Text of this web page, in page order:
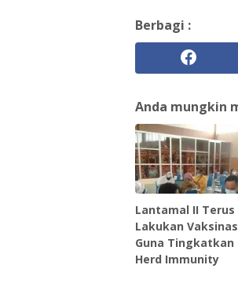
Berbagi :
Anda mungkin
Lantamal II Terus
Lakukan
Guna Tingkatkan
Herd Immunity